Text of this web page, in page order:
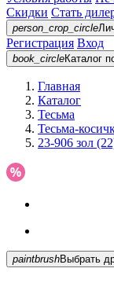
Скидки Стать
person_crop_circle
Регистрация Вход
book_circleКаталог
Главная
Каталог
Тесьма
Тесьма-
23-906 зол
paintbrush